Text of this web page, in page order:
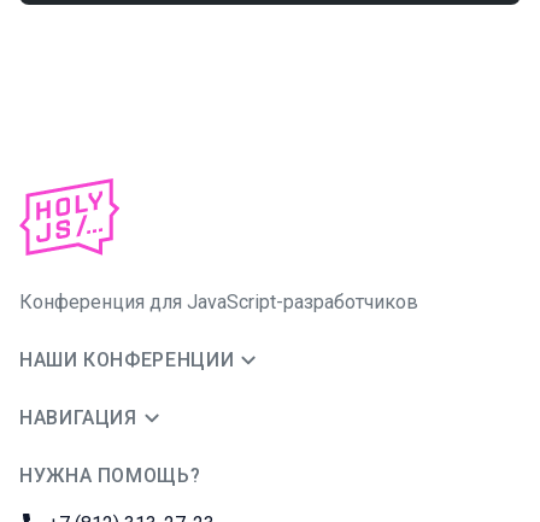
Конференция для JavaScript-разработчиков
НАШИ КОНФЕРЕНЦИИ
НАВИГАЦИЯ
НУЖНА ПОМОЩЬ?